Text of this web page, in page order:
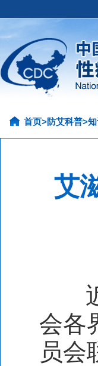
首页>防艾科普>
艾
会各
员会